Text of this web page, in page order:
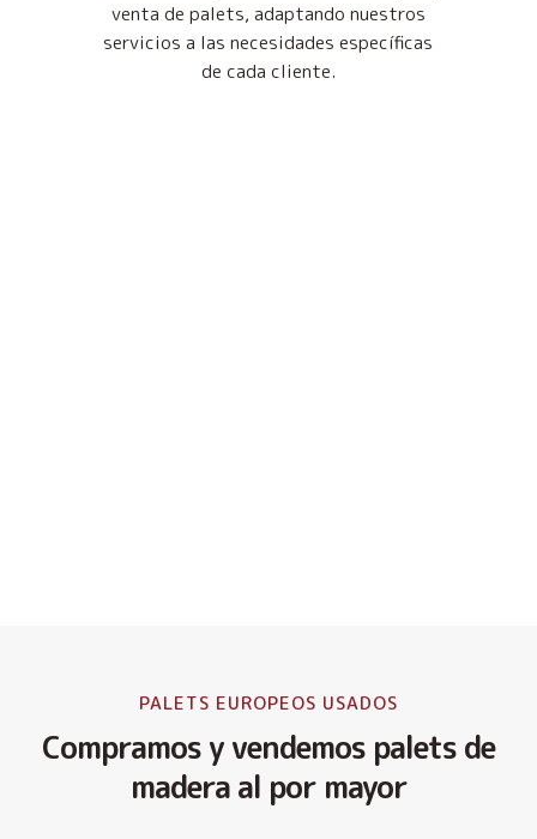
venta de palets, adaptando nuestros
servicios a las necesidades específicas
de cada cliente.
PALETS EUROPEOS USADOS
Compramos y vendemos palets de
madera al por mayor